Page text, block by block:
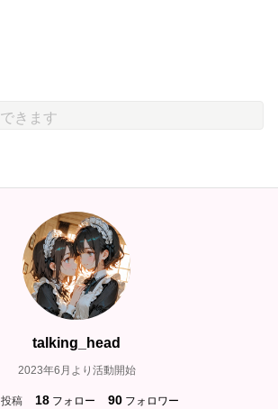
talking_head
2023年6月より活動開始
投稿 18 フォロー 90 フォロワー